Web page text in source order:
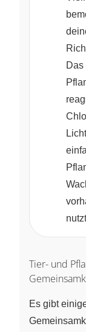
Tier- und
Es gibt